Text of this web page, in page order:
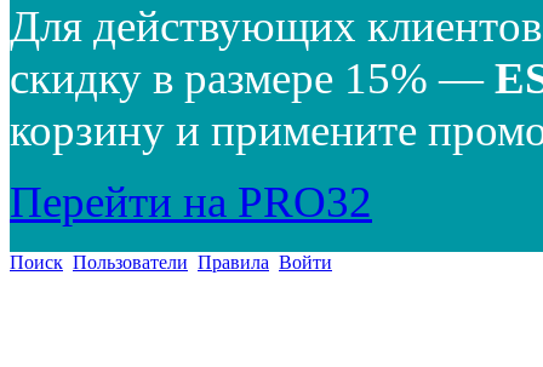
Для действующих
скидку в размере 15% —
корзину и примените
Перейти на PRO32
Поиск Пользователи Правила Войти